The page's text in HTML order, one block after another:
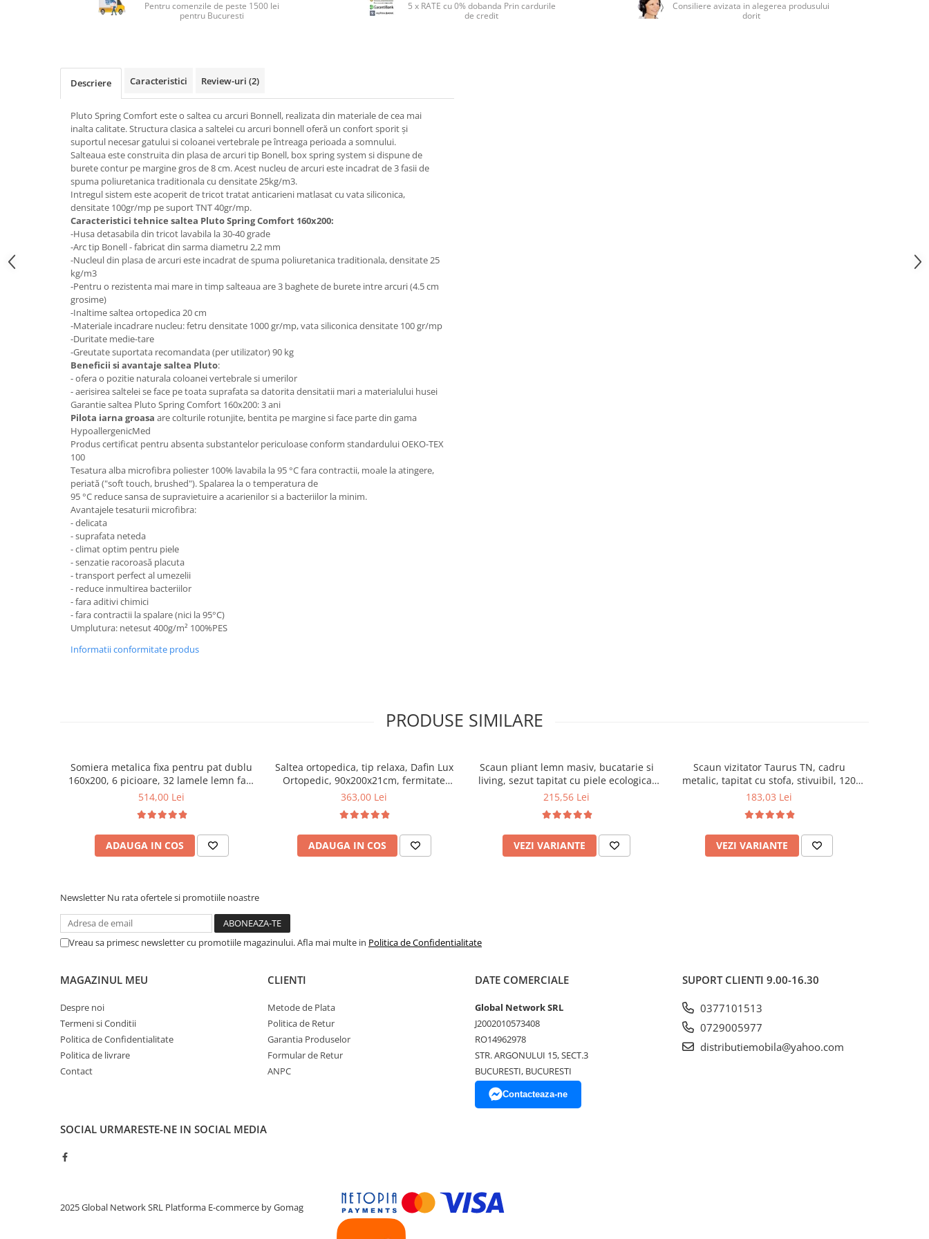
Saltele cu plasa de arcuri
Saltele cu spuma
Scaune pentru bucatarie
Mobila bucatarie
Suporturi si rafturi pantofi
Portmantouri
Seturi mobilier hol
Stender haine
Suport pentru umerase
Etajere
Mobilier gradinita
Mese gradinita
Scaune gradinita
Set mese si scaune gradinita
Mobilier copii
Mobila camera copii
Scaune birou pentru copii
Saltele patuturi copii
Masa si scaune gradinita
Seturi comode living si dormitor
Pentru comenzile de peste 1500 lei
pentru Bucuresti
5 x RATE cu 0% dobanda Prin cardurile
de credit
Consiliere avizata in alegerea produsului
dorit
Descriere Caracteristici Review-uri (2)
Pluto Spring Comfort este o saltea cu arcuri Bonnell, realizata din materiale de cea mai
inalta calitate. Structura clasica a saltelei cu arcuri bonnell oferă un confort sporit și
suportul necesar gatului si coloanei vertebrale pe întreaga perioada a somnului.
Salteaua este construita din plasa de arcuri tip Bonell, box spring system si dispune de
burete contur pe margine gros de 8 cm. Acest nucleu de arcuri este incadrat de 3 fasii de
spuma poliuretanica traditionala cu densitate 25kg/m3.
Intregul sistem este acoperit de tricot tratat anticarieni matlasat cu vata siliconica,
densitate 100gr/mp pe suport TNT 40gr/mp.
Caracteristici tehnice saltea Pluto Spring Comfort 160x200:
-Husa detasabila din tricot lavabila la 30-40 grade
-Arc tip Bonell - fabricat din sarma diametru 2,2 mm
-Nucleul din plasa de arcuri este incadrat de spuma poliuretanica traditionala, densitate 25
kg/m3
-Pentru o rezistenta mai mare in timp salteaua are 3 baghete de burete intre arcuri (4.5 cm
grosime)
-Inaltime saltea ortopedica 20 cm
-Materiale incadrare nucleu: fetru densitate 1000 gr/mp, vata siliconica densitate 100 gr/mp
-Duritate medie-tare
-Greutate suportata recomandata (per utilizator) 90 kg
Beneficii si avantaje saltea Pluto:
- ofera o pozitie naturala coloanei vertebrale si umerilor
- aerisirea saltelei se face pe toata suprafata sa datorita densitatii mari a materialului husei
Garantie saltea Pluto Spring Comfort 160x200: 3 ani
Pilota iarna groasa are colturile rotunjite, bentita pe margine si face parte din gama
HypoallergenicMed
Produs certificat pentru absenta substantelor periculoase conform standardului OEKO-TEX
100
Tesatura alba microfibra poliester 100% lavabila la 95 °C fara contractii, moale la atingere,
periată ("soft touch, brushed"). Spalarea la o temperatura de
95 °C reduce sansa de supravietuire a acarienilor si a bacteriilor la minim.
Avantajele tesaturii microfibra:
- delicata
- suprafata neteda
- climat optim pentru piele
- senzatie racoroasă placuta
- transport perfect al umezelii
- reduce inmultirea bacteriilor
- fara aditivi chimici
- fara contractii la spalare (nici la 95°C)
Umplutura: netesut 400g/m² 100%PES
Informatii conformitate produs
PRODUSE SIMILARE
Somiera metalica fixa pentru pat dublu
160x200, 6 picioare, 32 lamele lemn fag,
benzi textile, suport saltea ferm, negru
514,00 Lei
ADAUGA IN COS
Saltea ortopedica, tip relaxa, Dafin Lux
Ortopedic, 90x200x21cm, fermitate
medie, cu plasa de arcuri tip Bonell, fata
Salt Confort
363,00 Lei
ADAUGA IN COS
Scaun pliant lemn masiv, bucatarie si
living, sezut tapitat cu piele ecologica,
100 kg, cires
215,56 Lei
VEZI VARIANTE
Scaun vizitator Taurus TN, cadru
metalic, tapitat cu stofa, stivuibil, 120
kg, negru
183,03 Lei
VEZI VARIANTE
Newsletter Nu rata ofertele si promotiile noastre
Vreau sa primesc newsletter cu promotiile magazinului. Afla mai multe in Politica de Confidentialitate
MAGAZINUL MEU
Despre noi
Termeni si Conditii
Politica de Confidentialitate
Politica de livrare
Contact
CLIENTI
Metode de Plata
Politica de Retur
Garantia Produselor
Formular de Retur
ANPC
DATE COMERCIALE
Global Network SRL
J2002010573408
RO14962978
STR. ARGONULUI 15, SECT.3
BUCURESTI, BUCURESTI
Contacteaza-ne
SUPORT CLIENTI 9.00-16.30
0377101513
0729005977
distributiemobila@yahoo.com
SOCIAL URMARESTE-NE IN SOCIAL MEDIA
2025 Global Network SRL Platforma E-commerce by Gomag